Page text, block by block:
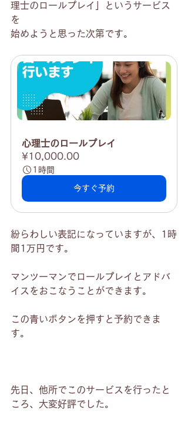
理士のロールプレイ」というサービス
を
始めようと思った次第です。
心理士のロールプレイ
¥10,000.00
1時間
今すぐ予約
紛らわしい表記になっていますが、1時
間1万円です。
マンツーマンでロールプレイとアドバ
イスをおこなうことができます。
この青いボタンを押すと予約できま
す。
先日、他所でこのサービスを行ったと
ころ、大変好評でした。